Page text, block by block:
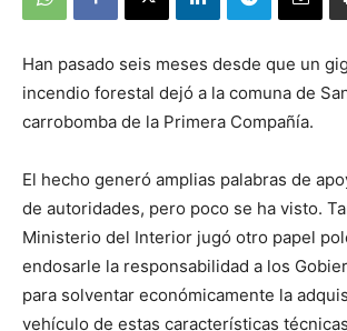
Han pasado seis meses desde que un
incendio forestal dejó a la comuna de
carrobomba de la Primera Compañía.
El hecho generó amplias palabras de
de autoridades, pero poco se ha visto.
Ministerio del Interior jugó otro papel
endosarle la responsabilidad a los
para solventar económicamente la
vehículo de estas características